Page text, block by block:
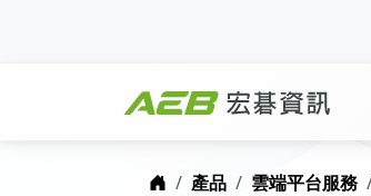
首頁產品 雲端平台服務